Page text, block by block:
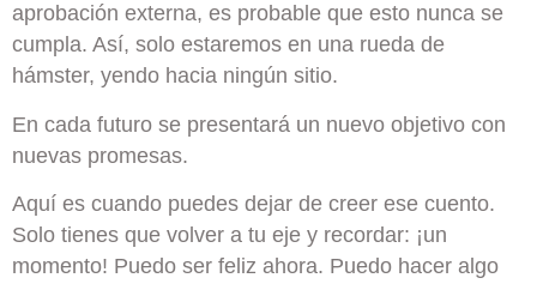
aprobación externa, es probable que esto nunca se
cumpla. Así, solo estaremos en una rueda de
hámster, yendo hacia ningún sitio.
En cada futuro se presentará un nuevo objetivo con
nuevas promesas.
Aquí es cuando puedes dejar de creer ese cuento.
Solo tienes que volver a tu eje y recordar: ¡un
momento! Puedo ser feliz ahora. Puedo hacer algo